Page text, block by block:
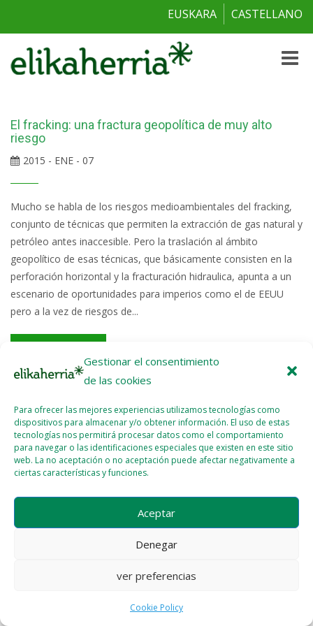
Gestionar el consentimiento
de las cookies
Para ofrecer las mejores experiencias utilizamos tecnologías como
dispositivos para almacenar y/o obtener información. El uso de estas
tecnologías nos permitirá procesar datos como el comportamiento
para navegar o las identificaciones especiales que existen en este sitio
web. La no aceptación o no aceptación puede afectar negativamente a
ciertas características y funciones.
Aceptar
Denegar
ver preferencias
Cookie Policy
EUSKARA CASTELLANO
Toggle
El fracking: una fractura geopolítica de muy alto
riesgo
2015 - ENE - 07
Mucho se habla de los riesgos medioambientales del fracking,
conjunto de técnicas que permiten la extracción de gas natural y
petróleo antes inaccesible. Pero la traslación al ámbito
geopolítico de esas técnicas, que básicamente consisten en la
perforación horizontal y la fracturación hidraulica, apunta a un
escenario de oportunidades para imperios como el de EEUU
pero a la vez de riesgos de...
Licencia del contenido Cookie Policy (EU)